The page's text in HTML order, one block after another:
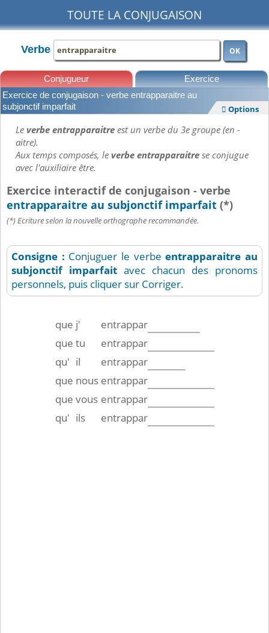
TOUTE LA CONJUGAISON
Verbe OK
Conjugueur Exercice
Leçons
Exercice de conjugaison - verbe entrapparaitre au
subjonctif imparfait
 Options
Leverbe entrapparaitreest un verbe du 3e groupe (en -
aitre).
Aux temps composés, leverbe entrapparaitrese conjugue
avec l'auxiliaire être.
Exercice interactif de conjugaison - verbe
entrapparaitre au subjonctif imparfait (*)
(*) Ecriture selon la nouvelle orthographe recommandée.
Consigne : Conjuguer le verbeentrapparaitre au
subjonctif imparfait avec chacun des pronoms
personnels, puis cliquer sur Corriger.
que j'
entrappar
que tu
entrappar
qu' il
entrappar
que nous entrappar
que vous entrappar
qu' ils entrappar